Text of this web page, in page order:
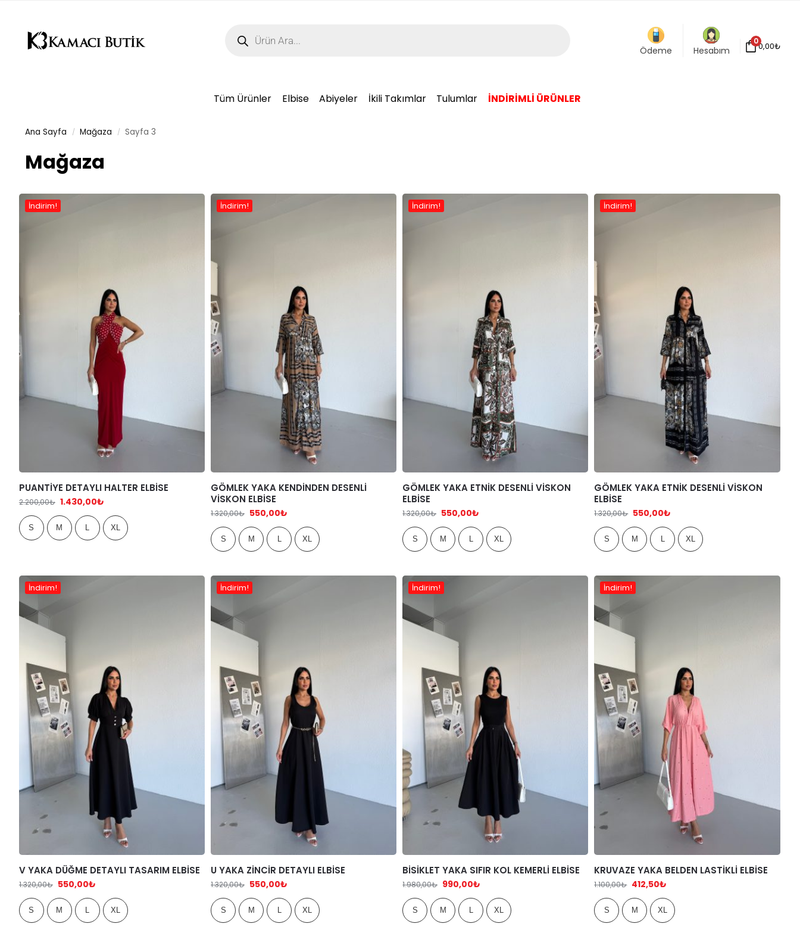
Ödeme Hesabım
00,00₺
Tüm Ürünler Elbise Abiyeler İkili Takımlar Tulumlar İNDİRİMLİ ÜRÜNLER
Ana Sayfa / Mağaza / Sayfa 3
Mağaza
İndirim!
PUANTİYE DETAYLI HALTER ELBİSE
2.200,00₺ 1.430,00₺
S M L XL
İndirim!
GÖMLEK YAKA KENDİNDEN DESENLİ
VİSKON ELBİSE
1.320,00₺ 550,00₺
S M L XL
İndirim!
GÖMLEK YAKA ETNİK DESENLİ VİSKON
ELBİSE
1.320,00₺ 550,00₺
S M L XL
İndirim!
GÖMLEK YAKA ETNİK DESENLİ VİSKON
ELBİSE
1.320,00₺ 550,00₺
S M L XL
İndirim!
V YAKA DÜĞME DETAYLI TASARIM ELBİSE
1.320,00₺ 550,00₺
S M L XL
İndirim!
U YAKA ZİNCİR DETAYLI ELBİSE
1.320,00₺ 550,00₺
S M L XL
İndirim!
BİSİKLET YAKA SIFIR KOL KEMERLİ ELBİSE
1.980,00₺ 990,00₺
S M L XL
İndirim!
KRUVAZE YAKA BELDEN LASTİKLİ ELBİSE
1.100,00₺ 412,50₺
S M XL